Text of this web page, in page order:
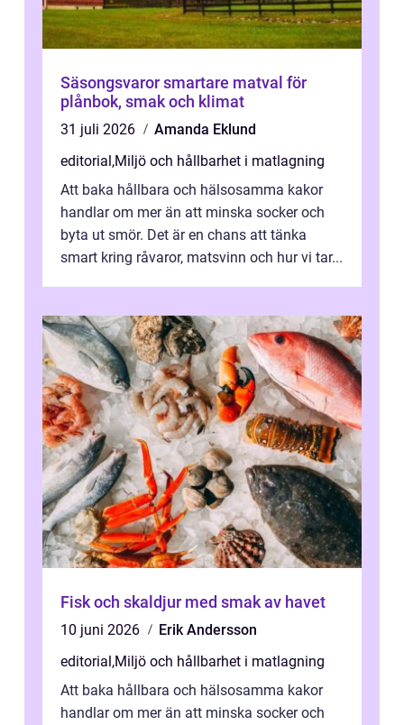
Säsongsvaror smartare matval för
plånbok, smak och klimat
31 juli 2026
Amanda Eklund
editorial,Miljö och hållbarhet i matlagning
Att baka hållbara och hälsosamma kakor
handlar om mer än att minska socker och
byta ut smör. Det är en chans att tänka
smart kring råvaror, matsvinn och hur vi tar...
Fisk och skaldjur med smak av havet
10 juni 2026
Erik Andersson
editorial,Miljö och hållbarhet i matlagning
Att baka hållbara och hälsosamma kakor
handlar om mer än att minska socker och